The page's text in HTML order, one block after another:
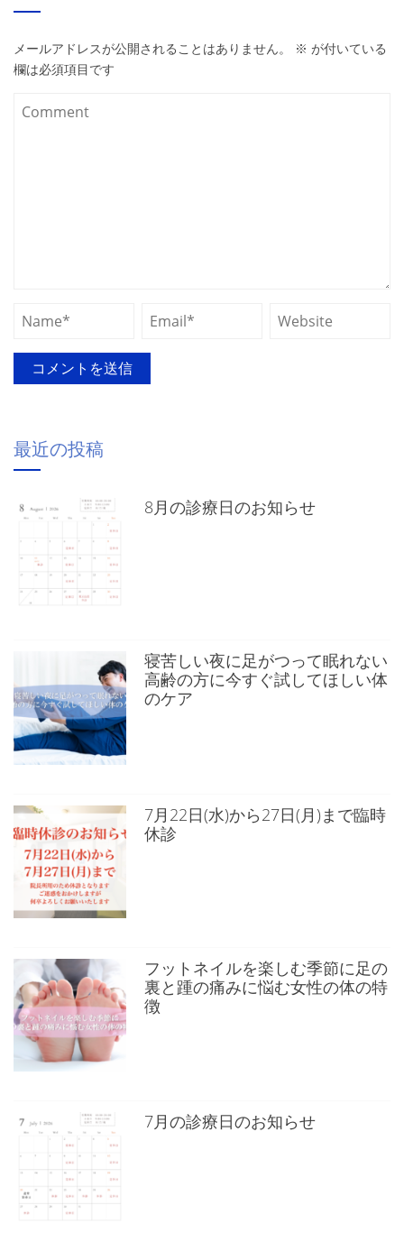
メールアドレスが公開されることはありません。 ※ が付いている
欄は必須項目です
最近の投稿
8月の診療日のお知らせ
寝苦しい夜に足がつって眠れない
高齢の方に今すぐ試してほしい体
のケア
7月22日(水)から27日(月)まで臨時
休診
フットネイルを楽しむ季節に足の
裏と踵の痛みに悩む女性の体の特
徴
7月の診療日のお知らせ